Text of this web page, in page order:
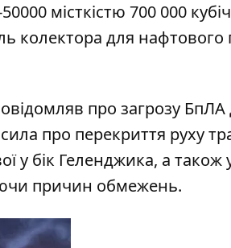
місткістю 700 000
колектора для нафтового
про загрозу БпЛА
про перекриття руху
у бік Геленджика, а
причин обмежень.